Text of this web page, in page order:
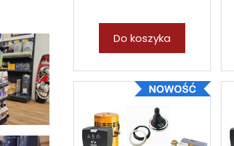
Do koszyka